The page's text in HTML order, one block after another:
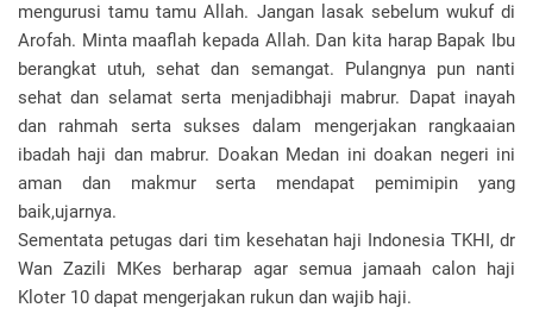
mengurusi tamu tamu Allah. Jangan lasak sebelum wukuf di
Arofah. Minta maaflah kepada Allah. Dan kita harap Bapak Ibu
berangkat utuh, sehat dan semangat. Pulangnya pun nanti
sehat dan selamat serta menjadibhaji mabrur. Dapat inayah
dan rahmah serta sukses dalam mengerjakan rangkaaian
ibadah haji dan mabrur. Doakan Medan ini doakan negeri ini
aman dan makmur serta mendapat pemimipin yang
baik,ujarnya.
Sementata petugas dari tim kesehatan haji Indonesia TKHI, dr
Wan Zazili MKes berharap agar semua jamaah calon haji
Kloter 10 dapat mengerjakan rukun dan wajib haji.